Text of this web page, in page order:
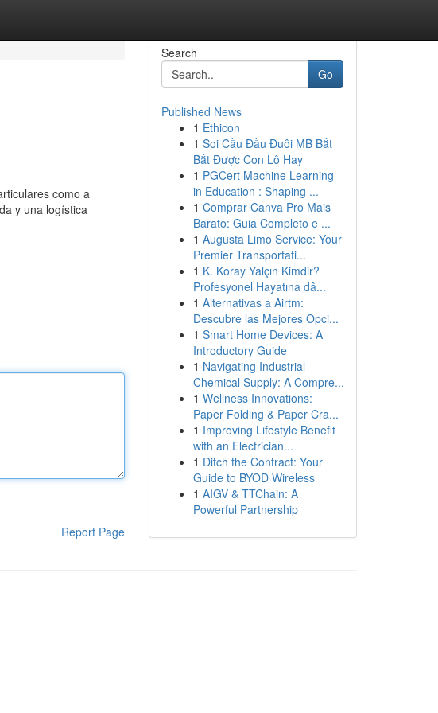
como a
y una logística
Report Page
Search
Go
Published News
1 Ethicon
1 Soi Cầu Đầu Đuôi MB Bắt
Bắt Được Con Lô Hay
1 PGCert Machine Learning
in Education : Shaping ...
1 Comprar Canva Pro Mais
Barato: Guia Completo e ...
1 Augusta Limo Service: Your
Premier Transportati...
1 K. Koray Yalçın Kimdir?
Profesyonel Hayatına dâ...
1 Alternativas a Airtm:
Descubre las Mejores Opci...
1 Smart Home Devices: A
Introductory Guide
1 Navigating Industrial
Chemical Supply: A Compre...
1 Wellness Innovations:
Paper Folding & Paper Cra...
1 Improving Lifestyle Benefit
with an Electrician...
1 Ditch the Contract: Your
Guide to BYOD Wireless
1 AIGV & TTChain: A
Powerful Partnership